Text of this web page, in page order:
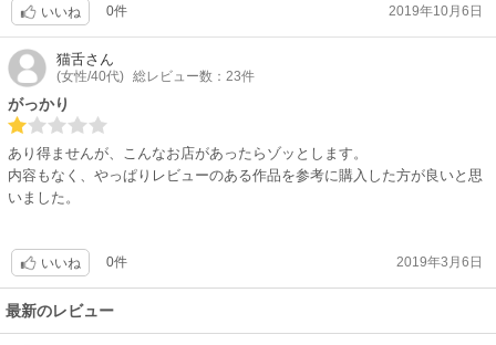
いいね 0件 2019年10月6日
猫舌さん
(女性/40代) 総レビュー数：23件
がっかり
あり得ませんが、こんなお店があったらゾッとします。
内容もなく、やっぱりレビューのある作品を参考に購入した方が良いと思
いました。
いいね 0件 2019年3月6日
最新のレビュー